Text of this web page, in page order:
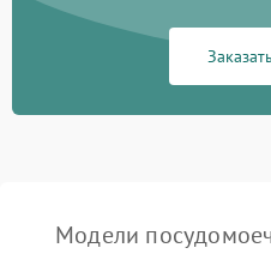
Сбои в работе таймера
Модели